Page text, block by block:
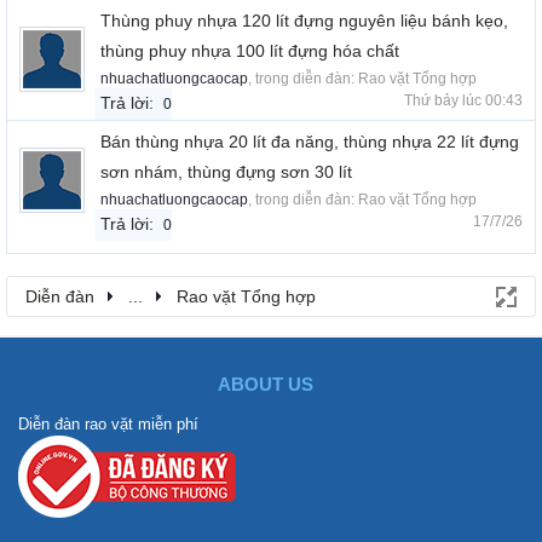
Thùng phuy nhựa 120 lít đựng nguyên liệu bánh kẹo,
thùng phuy nhựa 100 lít đựng hóa chất
nhuachatluongcaocap , trong diễn đàn: Rao vặt Tổng hợp
Trả lời: 0 Thứ bảy lúc 00:43
Bán thùng nhựa 20 lít đa năng, thùng nhựa 22 lít đựng
sơn nhám, thùng đựng sơn 30 lít
nhuachatluongcaocap , trong diễn đàn: Rao vặt Tổng hợp
Trả lời: 0 17/7/26
Diễn đàn Rao vặt Tổng hợp
ABOUT US
Diễn đàn rao vặt miễn phí